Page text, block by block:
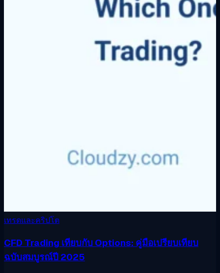
เทรดและคริปโต
CFD Trading เทียบกับ Options: คู่มือเปรียบเทียบ
ฉบับสมบูรณ์ปี 2025